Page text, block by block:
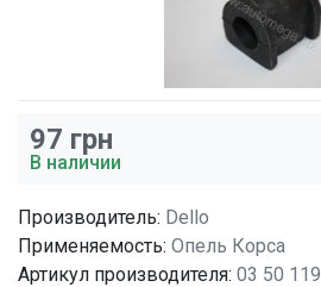
97 грн
В наличии
Производитель: Dello
Применяемость: Опель Корса
Артикул производителя: 03 50 119